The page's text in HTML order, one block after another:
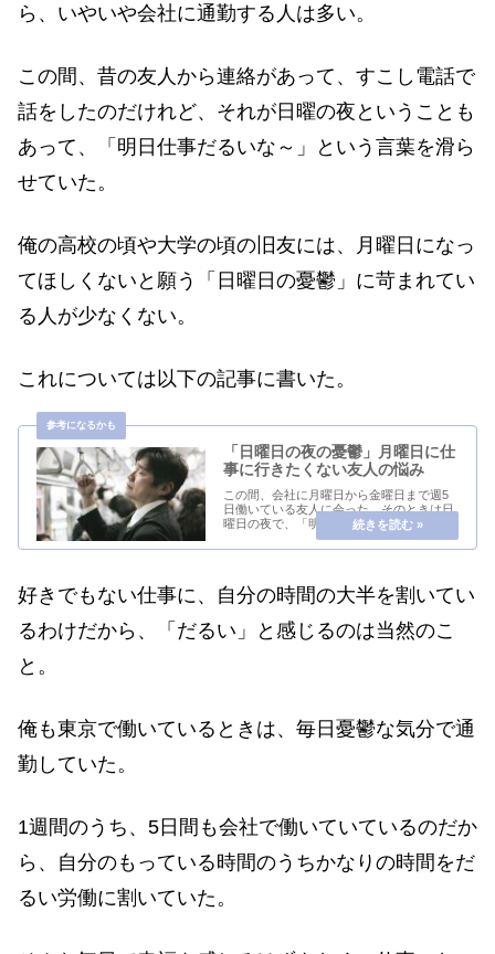
ら、いやいや会社に通勤する人は多い。
この間、昔の友人から連絡があって、すこし電話で
話をしたのだけれど、それが日曜の夜ということも
あって、「明日仕事だるいな～」という言葉を滑ら
せていた。
俺の高校の頃や大学の頃の旧友には、月曜日になっ
てほしくないと願う「日曜日の憂鬱」に苛まれてい
る人が少なくない。
これについては以下の記事に書いた。
「日曜日の夜の憂鬱」月曜日に仕
事に行きたくない友人の悩み
この間、会社に月曜日から金曜日まで週5
日働いている友人に会った。そのときは日
曜日の夜で、「明日仕事にやだなぁ～、会
社にいきたくない～」と憂鬱そうに言って
いた。俺も昔、平日に週5日働いていたこ
好きでもない仕事に、自分の時間の大半を割いてい
るわけだから、「だるい」と感じるのは当然のこ
と。
俺も東京で働いているときは、毎日憂鬱な気分で通
勤していた。
1週間のうち、5日間も会社で働いていているのだか
ら、自分のもっている時間のうちかなりの時間をだ
るい労働に割いていた。